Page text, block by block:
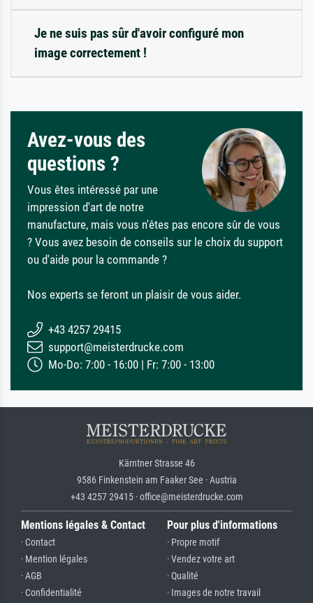
Je ne suis pas sûr d'avoir configuré mon
image correctement !
Avez-vous des
questions ?
Vous êtes intéressé par une
impression d'art de notre
manufacture, mais vous n'êtes pas encore sûr de vous
? Vous avez besoin de conseils sur le choix du support
ou d'aide pour la commande ?
Nos experts se feront un plaisir de vous aider.
+43 4257 29415
support@meisterdrucke.com
Mo-Do: 7:00 - 16:00 | Fr: 7:00 - 13:00
Kärntner Strasse 46
9586 Finkenstein am Faaker See · Austria
+43 4257 29415 · office@meisterdrucke.com
Mentions légales & Contact
· Contact
· Mention légales
· AGB
· Confidentialité
Pour plus d'informations
· Propre motif
· Vendez votre art
· Qualité
· Images de notre travail